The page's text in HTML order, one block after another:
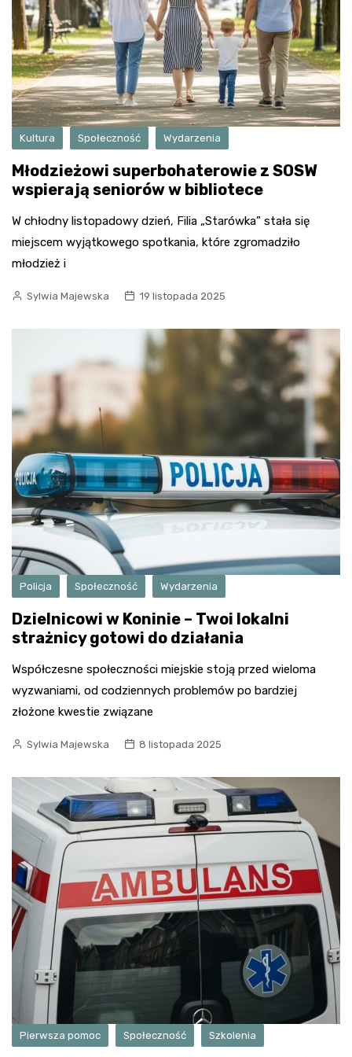
Kultura Społeczność Wydarzenia
Młodzieżowi superbohaterowie z SOSW
wspierają seniorów w bibliotece
W chłodny listopadowy dzień, Filia „Starówka” stała się
miejscem wyjątkowego spotkania, które zgromadziło
młodzież i
Sylwia Majewska 19 listopada 2025
Policja Społeczność Wydarzenia
Dzielnicowi w Koninie – Twoi lokalni
strażnicy gotowi do działania
Współczesne społeczności miejskie stoją przed wieloma
wyzwaniami, od codziennych problemów po bardziej
złożone kwestie związane
Sylwia Majewska 8 listopada 2025
Pierwsza pomoc Społeczność Szkolenia